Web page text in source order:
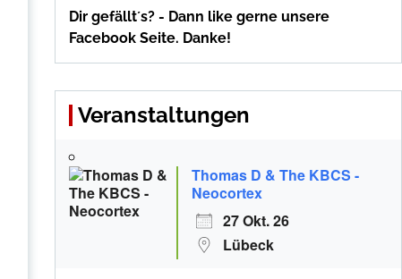
Dir gefällt´s? - Dann like gerne unsere
Facebook Seite. Danke!
Veranstaltungen
Thomas D & The KBCS -
Neocortex
27 Okt. 26
Lübeck